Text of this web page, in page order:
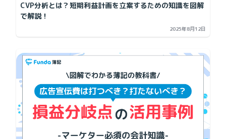
CVP分析とは？短期利益計画を立案するための知識を図解
で解説！
2025年8月12日